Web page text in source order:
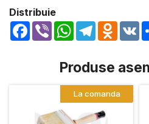
Distribuie
Facebook
Viber WhatsApp
Telegram
Produse
La comanda